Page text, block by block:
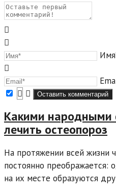
Какими народными
лечить остеопороз
На протяжении всей жизни
постоянно преображается:
на их месте образуются